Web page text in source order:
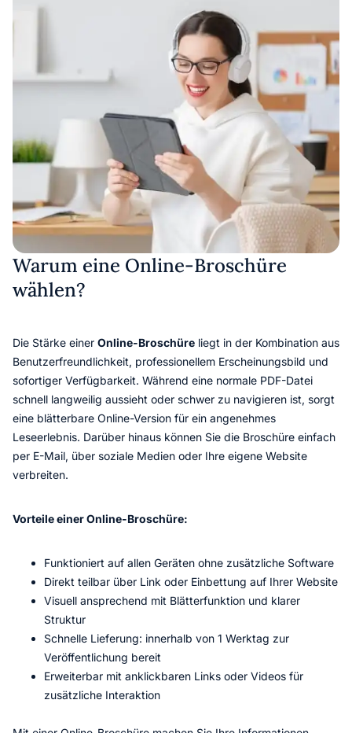
Warum eine Online-Broschüre
wählen?
Die Stärke einer Online-Broschüre liegt in der Kombination aus
Benutzerfreundlichkeit, professionellem Erscheinungsbild und
sofortiger Verfügbarkeit. Während eine normale PDF-Datei
schnell langweilig aussieht oder schwer zu navigieren ist, sorgt
eine blätterbare Online-Version für ein angenehmes
Leseerlebnis. Darüber hinaus können Sie die Broschüre einfach
per E-Mail, über soziale Medien oder Ihre eigene Website
verbreiten.
Vorteile einer Online-Broschüre:
Funktioniert auf allen Geräten ohne zusätzliche Software
Direkt teilbar über Link oder Einbettung auf Ihrer Website
Visuell ansprechend mit Blätterfunktion und klarer
Struktur
Schnelle Lieferung: innerhalb von 1 Werktag zur
Veröffentlichung bereit
Erweiterbar mit anklickbaren Links oder Videos für
zusätzliche Interaktion